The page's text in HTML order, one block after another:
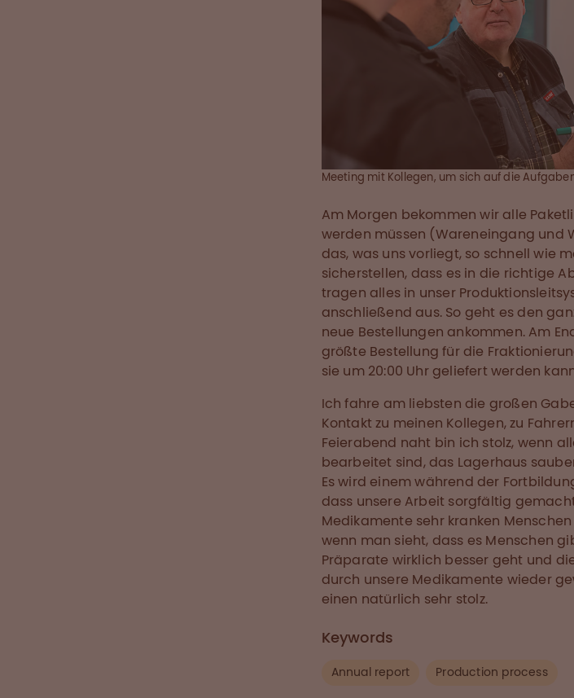
Meeting mit Kollegen, um sich auf die
Am Morgen bekommen wir alle
werden müssen (Wareneingang und
das, was uns vorliegt, so schnell wie
sicherstellen, dass es in die richtige
tragen alles in unser
anschließend aus. So geht es den
neue Bestellungen ankommen. Am
größte Bestellung für die
sie um 20:00 Uhr geliefert werden
Ich fahre am liebsten die großen
Kontakt zu meinen Kollegen, zu
Feierabend naht bin ich stolz, wenn
bearbeitet sind, das Lagerhaus
Es wird einem während der
dass unsere Arbeit sorgfältig
Medikamente sehr kranken
wenn man sieht, dass es Menschen
Präparate wirklich besser geht und
durch unsere Medikamente wieder
einen natürlich sehr stolz.
Keywords
Annual report Production process